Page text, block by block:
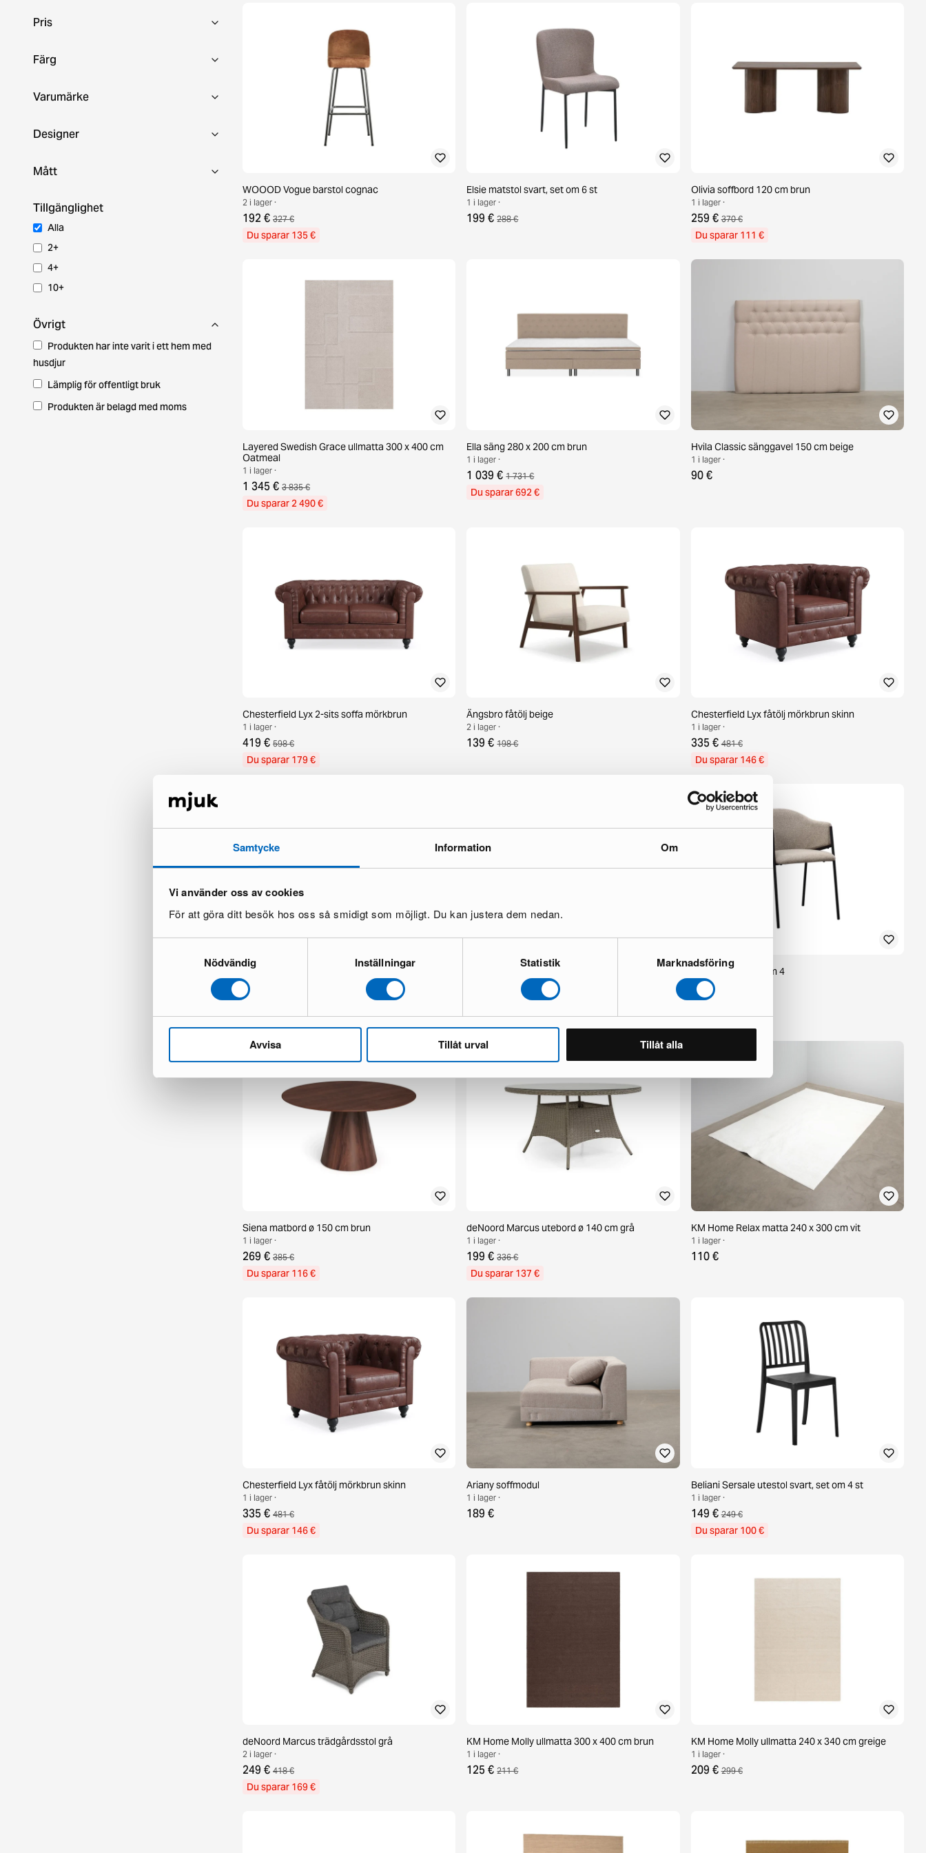
Samtycke Information Om
Vi använder oss av cookies
För att göra ditt besök hos oss så smidigt som möjligt. Du kan justera dem nedan.
Nödvändig Inställningar Statistik Marknadsföring
Avvisa Tillåt urval Tillåt alla
Pris
Färg
Varumärke
Designer
Mått
Tillgänglighet
Alla
2+
4+
10+
Övrigt
Produkten har inte varit i ett hem med
husdjur
Lämplig för offentligt bruk
Produkten är belagd med moms
WOOOD Vogue barstol cognac
2 i lager ·
192 € 327 €
Du sparar 135 €
Elsie matstol svart, set om 6 st
1 i lager ·
199 € 288 €
Olivia soffbord 120 cm brun
1 i lager ·
259 € 370 €
Du sparar 111 €
Layered Swedish Grace ullmatta 300 x 400 cm
Oatmeal
1 i lager ·
1 345 € 3 835 €
Du sparar 2 490 €
Ella säng 280 x 200 cm brun
1 i lager ·
1 039 € 1 731 €
Du sparar 692 €
Hvila Classic sänggavel 150 cm beige
1 i lager ·
90 €
Chesterfield Lyx 2-sits soffa mörkbrun
1 i lager ·
419 € 598 €
Du sparar 179 €
Ängsbro fåtölj beige
2 i lager ·
139 € 198 €
Chesterfield Lyx fåtölj mörkbrun skinn
1 i lager ·
335 € 481 €
Du sparar 146 €
Chesterfield Lyx 3-sits soffa mörkbrun
1 i lager ·
498 €
Du sparar 279 €
Filip matstol, set om 4
2 i lager ·
149 €
Siena matbord ø 150 cm brun
1 i lager ·
269 € 385 €
Du sparar 116 €
deNoord Marcus utebord ø 140 cm grå
1 i lager ·
199 € 336 €
Du sparar 137 €
KM Home Relax matta 240 x 300 cm vit
1 i lager ·
110 €
Chesterfield Lyx fåtölj mörkbrun skinn
1 i lager ·
335 € 481 €
Du sparar 146 €
Ariany soffmodul
1 i lager ·
189 €
Beliani Sersale utestol svart, set om 4 st
1 i lager ·
149 € 249 €
Du sparar 100 €
deNoord Marcus trädgårdsstol grå
2 i lager ·
249 € 418 €
Du sparar 169 €
KM Home Molly ullmatta 300 x 400 cm brun
1 i lager ·
125 € 211 €
KM Home Molly ullmatta 240 x 340 cm greige
1 i lager ·
209 € 299 €